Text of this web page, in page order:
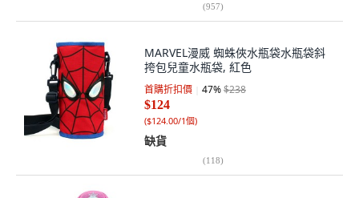
(957)
MARVEL漫威 蜘蛛俠水瓶袋水瓶袋斜
挎包兒童水瓶袋, 紅色
首購折扣價 47%$238
$124
($124.00/1個)
缺貨
(118)